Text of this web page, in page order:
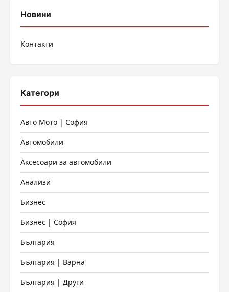
публикациите
Новини
Контакти
Категори
Авто Мото | София
Автомобили
Аксесоари за автомобили
Анализи
Бизнес
Бизнес | София
България
България | Варна
България | Други